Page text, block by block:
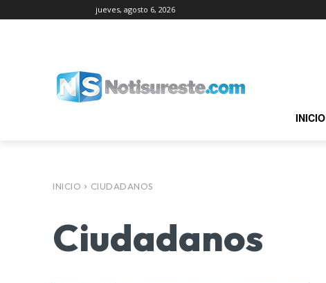
jueves, agosto 6, 2026
INICIO
INICIO CIUDADANOS
Ciudadanos